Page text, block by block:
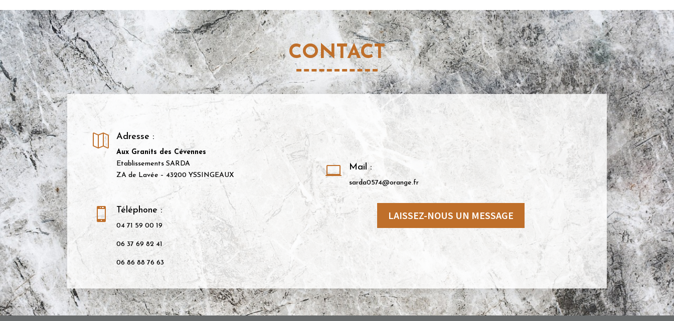
CONTACT
 Adresse :
Aux Granits des Cévennes
Etablissements SARDA
ZA de Lavée – 43200 YSSINGEAUX
 Téléphone :
04 71 59 00 19
06 37 69 82 41
06 86 88 76 63
 Mail :
sarda0574@orange.fr
LAISSEZ-NOUS UN MESSAGE